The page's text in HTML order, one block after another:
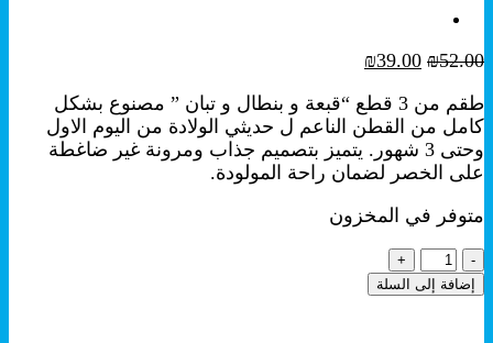
₪52.00
السعر
هو:
₪52.00.
₪39.00
هو:
₪39.00.
طقم من 3 قطع “قبعة و بنطال و تبان ” مصنوع بشكل
كامل من القطن الناعم ل حديثي الولادة من اليوم الاول
وحتى 3 شهور. يتميز بتصميم جذاب ومرونة غير ضاغطة
على الخصر لضمان راحة المولودة.
متوفر في المخزون
كمية
Imaj
-
إضافة إلى السلة